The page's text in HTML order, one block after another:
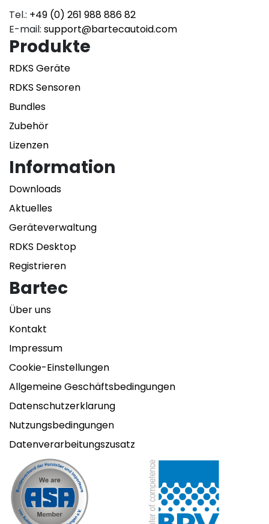
Tel.: +49 (0) 261 988 886 82
E-mail: support@bartecautoid.com
Produkte
RDKS Geräte
RDKS Sensoren
Bundles
Zubehör
Lizenzen
Information
Downloads
Aktuelles
Geräteverwaltung
RDKS Desktop
Registrieren
Bartec
Über uns
Kontakt
Impressum
Cookie-Einstellungen
Allgemeine Geschäftsbedingungen
Datenschutzerklarung
Nutzungsbedingungen
Datenverarbeitungszusatz